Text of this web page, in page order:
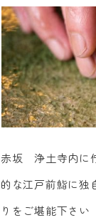
赤坂 浄土寺内に
的な江戸前鮨に独
りをご堪能下さい